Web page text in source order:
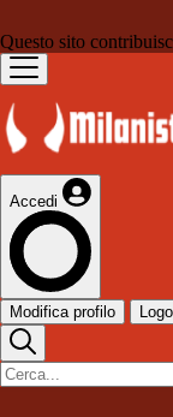
Questo sito
Accedi
Modifica profilo